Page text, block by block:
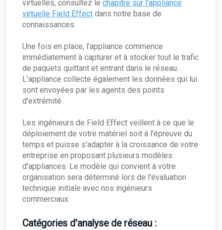
Modification des autorisations utilisateur
Authentification unique (SSO)
La page de gestion des données
Syslogs et Field Effect MDR
Surveillance de l'informatique en nuage et
intégrations
Gestion des antivirus : Vue d'ensemble
Activation de la gestion de l'antivirus
Soutien
Téléchargement de fichiers sur le portail MDR
virtuelles, consultez le chapitre sur l'appliance
virtuelle Field Effect dans notre base de
connaissances.
Une fois en place, l'appliance commence
immédiatement à capturer et à stocker tout le trafic
de paquets quittant et entrant dans le réseau.
L'appliance collecte également les données qui lui
sont envoyées par les agents des points
d'extrémité.
Les ingénieurs de Field Effect veillent à ce que le
déploiement de votre matériel soit à l'épreuve du
temps et puisse s'adapter à la croissance de votre
entreprise en proposant plusieurs modèles
d'appliances. Le modèle qui convient à votre
organisation sera déterminé lors de l'évaluation
technique initiale avec nos ingénieurs
commerciaux.
Catégories d'analyse de réseau :